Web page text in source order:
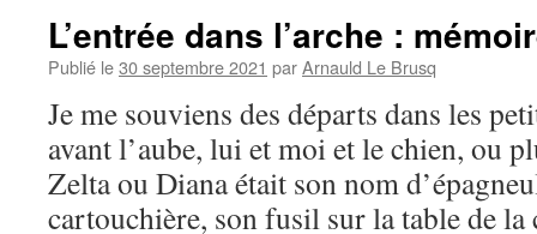
L’entrée dans l’arche :
Publié le30 septembre 2021 parArnauld Le Brusq
Je me souviens des départs dans les
avant l’aube, lui et moi et le chien, ou
Zelta ou Diana était son nom
cartouchière, son fusil sur la table de la